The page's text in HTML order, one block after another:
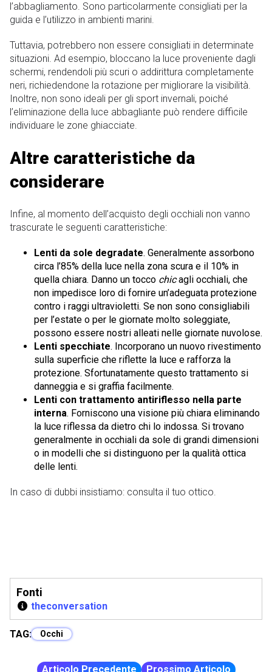
l’abbagliamento. Sono particolarmente consigliati per la
guida e l’utilizzo in ambienti marini.
Tuttavia, potrebbero non essere consigliati in determinate
situazioni. Ad esempio, bloccano la luce proveniente dagli
schermi, rendendoli più scuri o addirittura completamente
neri, richiedendone la rotazione per migliorare la visibilità.
Inoltre, non sono ideali per gli sport invernali, poiché
l’eliminazione della luce abbagliante può rendere difficile
individuare le zone ghiacciate.
Altre caratteristiche da
considerare
Infine, al momento dell’acquisto degli occhiali non vanno
trascurate le seguenti caratteristiche:
Lenti da sole degradate. Generalmente assorbono
circa l’85% della luce nella zona scura e il 10% in
quella chiara. Danno un tocco chicagli occhiali, che
non impedisce loro di fornire un’adeguata protezione
contro i raggi ultravioletti. Se non sono consigliabili
per l’estate o per le giornate molto soleggiate,
possono essere nostri alleati nelle giornate nuvolose.
Lenti specchiate. Incorporano un nuovo rivestimento
sulla superficie che riflette la luce e rafforza la
protezione. Sfortunatamente questo trattamento si
danneggia e si graffia facilmente.
Lenti con trattamento antiriflesso nella parte
interna. Forniscono una visione più chiara eliminando
la luce riflessa da dietro chi lo indossa. Si trovano
generalmente in occhiali da sole di grandi dimensioni
o in modelli che si distinguono per la qualità ottica
delle lenti.
In caso di dubbi insistiamo: consulta il tuo ottico.
Fonti
theconversation
TAG: Occhi
Articolo Precedente Prossimo Articolo